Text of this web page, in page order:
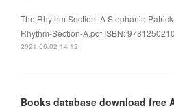
The Rhythm Section: A Stephanie
Rhythm-Section-A.pdf ISBN:
2021.06.02 14:12
Books database download free